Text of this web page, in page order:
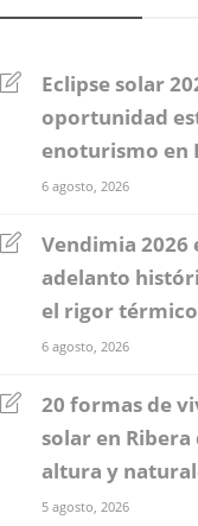
Eclipse solar
oportunidad
enoturismo en
6 agosto, 2026
Vendimia 2026
adelanto
el rigor térmico
6 agosto, 2026
20 formas de
solar en
altura y
5 agosto, 2026